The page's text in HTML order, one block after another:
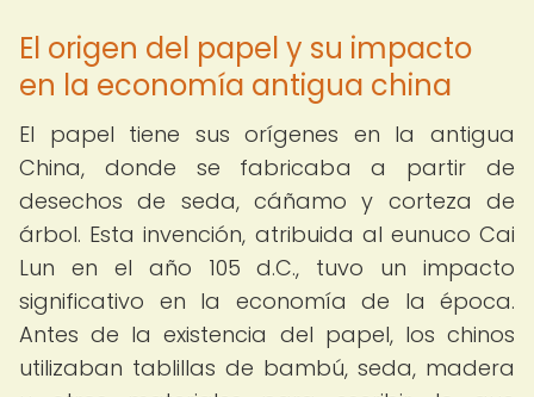
El origen del papel y su impacto
en la economía antigua china
El papel tiene sus orígenes en la antigua
China, donde se fabricaba a partir de
desechos de seda, cáñamo y corteza de
árbol. Esta invención, atribuida al eunuco Cai
Lun en el año 105 d.C., tuvo un impacto
significativo en la economía de la época.
Antes de la existencia del papel, los chinos
utilizaban tablillas de bambú, seda, madera